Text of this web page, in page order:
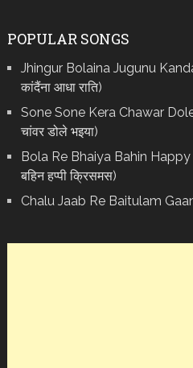
POPULAR SONGS
Jhingur Bolaina Jugunu
कांदैंना आधा राति)
Sone Sone Kera Chawar
चांवर डोले भइया)
Bola Re Bh‌aiya Bahin Happy
बहिन हप्पी क्रिसमस)
Chalu Jaab Re Baitulam